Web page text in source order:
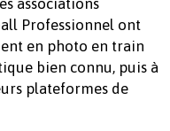
associations
Professionnel ont
en photo en train
bien connu, puis à
plateformes de